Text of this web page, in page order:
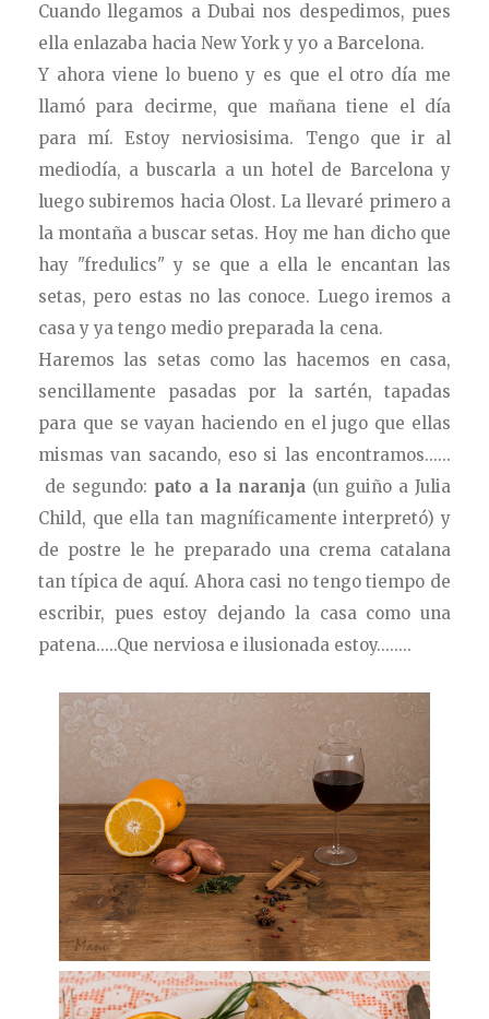
Cuando llegamos a Dubai nos despedimos, pues
ella enlazaba hacia New York y yo a Barcelona.
Y ahora viene lo bueno y es que el otro día me
llamó para decirme, que mañana tiene el día
para mí. Estoy nerviosisima. Tengo que ir al
mediodía, a buscarla a un hotel de Barcelona y
luego subiremos hacia Olost. La llevaré primero a
la montaña a buscar setas. Hoy me han dicho que
hay "fredulics" y se que a ella le encantan las
setas, pero estas no las conoce. Luego iremos a
casa y ya tengo medio preparada la cena.
Haremos las setas como las hacemos en casa,
sencillamente pasadas por la sartén, tapadas
para que se vayan haciendo en el jugo que ellas
mismas van sacando, eso si las encontramos......
de segundo: pato a la naranja (un guiño a Julia
Child, que ella tan magníficamente interpretó) y
de postre le he preparado una crema catalana
tan típica de aquí. Ahora casi no tengo tiempo de
escribir, pues estoy dejando la casa como una
patena.....Que nerviosa e ilusionada estoy........